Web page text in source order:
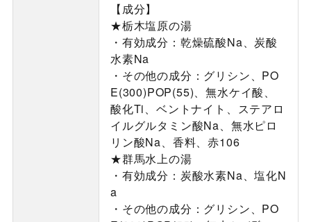
【成分】
★栃木塩原の湯
・有効成分：乾燥硫酸Na、炭酸
水素Na
・その他の成分：グリシン、PO
E(300)POP(55)、無水ケイ酸、
酸化Ti、ベントナイト、ステアロ
イルグルタミン酸Na、無水ピロ
リン酸Na、香料、赤106
★群馬水上の湯
・有効成分：炭酸水素Na、塩化N
a
・その他の成分：グリシン、PO